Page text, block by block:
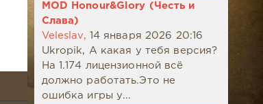
MOD Honour&Glory (Честь и
Слава)
Veleslav,
14 января 2026 20:16
Ukropik, А какая у тебя версия?
На 1.174 лицензионной всё
должно работать.Это не
ошибка игры у...